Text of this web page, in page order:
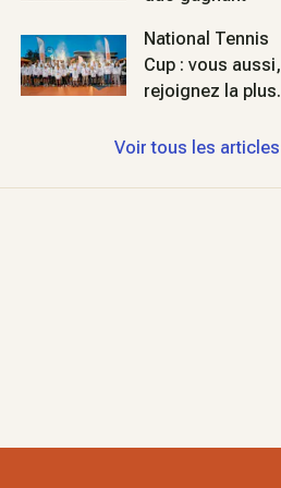
National Tennis
Cup : vous aussi,
rejoignez la plus
du monde !
Voir tous les articles